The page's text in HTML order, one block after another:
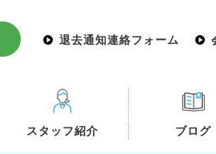
退去通知連絡フォーム
スタッフ紹介 ブログ